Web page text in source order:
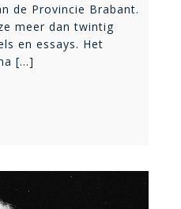
de Provincie Brabant.
meer dan twintig
en essays. Het
[...]